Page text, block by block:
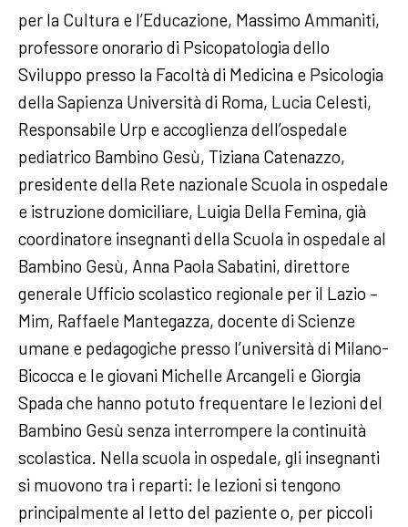
per la Cultura e l’Educazione, Massimo Ammaniti,
professore onorario di Psicopatologia dello
Sviluppo presso la Facoltà di Medicina e Psicologia
della Sapienza Università di Roma, Lucia Celesti,
Responsabile Urp e accoglienza dell’ospedale
pediatrico Bambino Gesù, Tiziana Catenazzo,
presidente della Rete nazionale Scuola in ospedale
e istruzione domiciliare, Luigia Della Femina, già
coordinatore insegnanti della Scuola in ospedale al
Bambino Gesù, Anna Paola Sabatini, direttore
generale Ufficio scolastico regionale per il Lazio –
Mim, Raffaele Mantegazza, docente di Scienze
umane e pedagogiche presso l’università di Milano-
Bicocca e le giovani Michelle Arcangeli e Giorgia
Spada che hanno potuto frequentare le lezioni del
Bambino Gesù senza interrompere la continuità
scolastica. Nella scuola in ospedale, gli insegnanti
si muovono tra i reparti: le lezioni si tengono
principalmente al letto del paziente o, per piccoli